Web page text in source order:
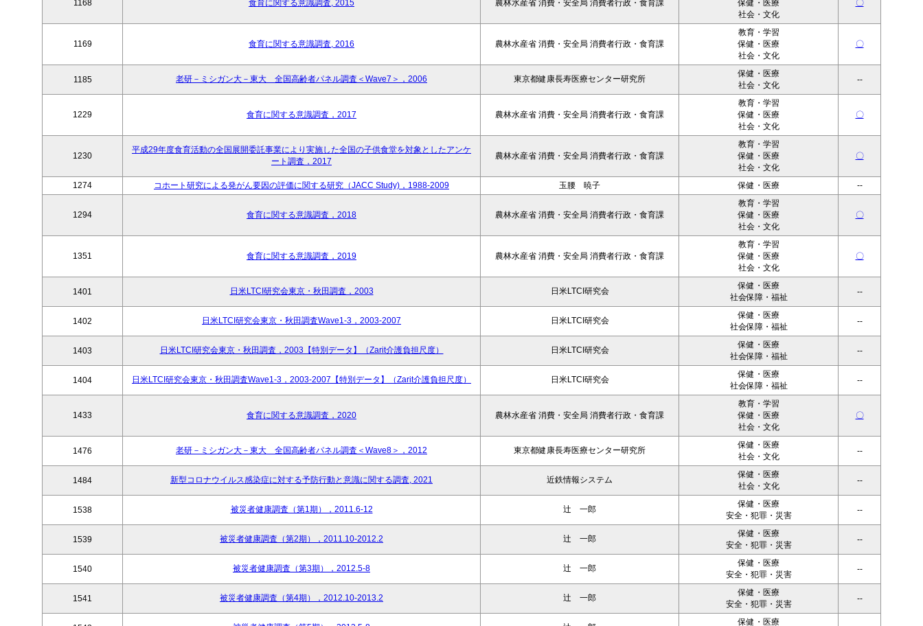
1168 食育に関する意識調査, 2015 農林水産省 消費・安全局 消費者行政・食育課
保健・医療
社会・文化
〇
1169 食育に関する意識調査, 2016 農林水産省 消費・安全局 消費者行政・食育課
教育・学習
保健・医療
社会・文化
〇
1185 老研－ミシガン大－東大 全国高齢者パネル調査＜Wave7＞，2006 東京都健康長寿医療センター研究所
保健・医療
社会・文化
--
1229 食育に関する意識調査，2017 農林水産省 消費・安全局 消費者行政・食育課
教育・学習
保健・医療
社会・文化
〇
1230
平成29年度食育活動の全国展開委託事業により実施した全国の子供食堂を対象としたアンケ
ート調査，2017
農林水産省 消費・安全局 消費者行政・食育課
教育・学習
保健・医療
社会・文化
〇
1274 コホート研究による発がん要因の評価に関する研究（JACC Study)，1988-2009 玉腰 暁子 保健・医療 --
1294 食育に関する意識調査，2018 農林水産省 消費・安全局 消費者行政・食育課
教育・学習
保健・医療
社会・文化
〇
1351 食育に関する意識調査，2019 農林水産省 消費・安全局 消費者行政・食育課
教育・学習
保健・医療
社会・文化
〇
1401 日米LTCI研究会東京・秋田調査，2003 日米LTCI研究会
保健・医療
社会保障・福祉
--
1402 日米LTCI研究会東京・秋田調査Wave1-3，2003-2007 日米LTCI研究会
保健・医療
社会保障・福祉
--
1403 日米LTCI研究会東京・秋田調査，2003【特別データ】（Zarit介護負担尺度） 日米LTCI研究会
保健・医療
社会保障・福祉
--
1404 日米LTCI研究会東京・秋田調査Wave1-3，2003-2007【特別データ】（Zarit介護負担尺度） 日米LTCI研究会
保健・医療
社会保障・福祉
--
1433 食育に関する意識調査，2020 農林水産省 消費・安全局 消費者行政・食育課
教育・学習
保健・医療
社会・文化
〇
1476 老研－ミシガン大－東大 全国高齢者パネル調査＜Wave8＞，2012 東京都健康長寿医療センター研究所
保健・医療
社会・文化
--
1484 新型コロナウイルス感染症に対する予防行動と意識に関する調査, 2021 近鉄情報システム
保健・医療
社会・文化
--
1538 被災者健康調査（第1期），2011.6-12 辻󠄀 一郎
保健・医療
安全・犯罪・災害
--
1539 被災者健康調査（第2期），2011.10-2012.2 辻󠄀 一郎
保健・医療
安全・犯罪・災害
--
1540 被災者健康調査（第3期），2012.5-8 辻󠄀 一郎
保健・医療
安全・犯罪・災害
--
1541 被災者健康調査（第4期），2012.10-2013.2 辻󠄀 一郎
保健・医療
安全・犯罪・災害
--
保健・医療